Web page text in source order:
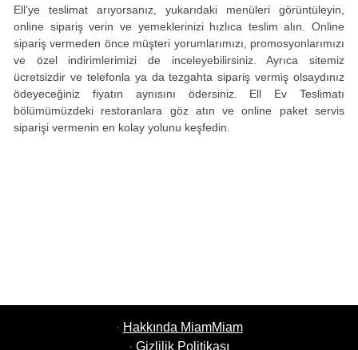
Ell’ye teslimat arıyorsanız, yukarıdaki menüleri görüntüleyin,
online sipariş verin ve yemeklerinizi hızlıca teslim alın. Online
sipariş vermeden önce müşteri yorumlarımızı, promosyonlarımızı
ve özel indirimlerimizi de inceleyebilirsiniz. Ayrıca sitemiz
ücretsizdir ve telefonla ya da tezgahta sipariş vermiş olsaydınız
ödeyeceğiniz fiyatın aynısını ödersiniz. Ell Ev Teslimatı
bölümümüzdeki restoranlara göz atın ve online paket servis
siparişi vermenin en kolay yolunu keşfedin.
· Hakkında MiamMiam
· Gizlilik Politikası